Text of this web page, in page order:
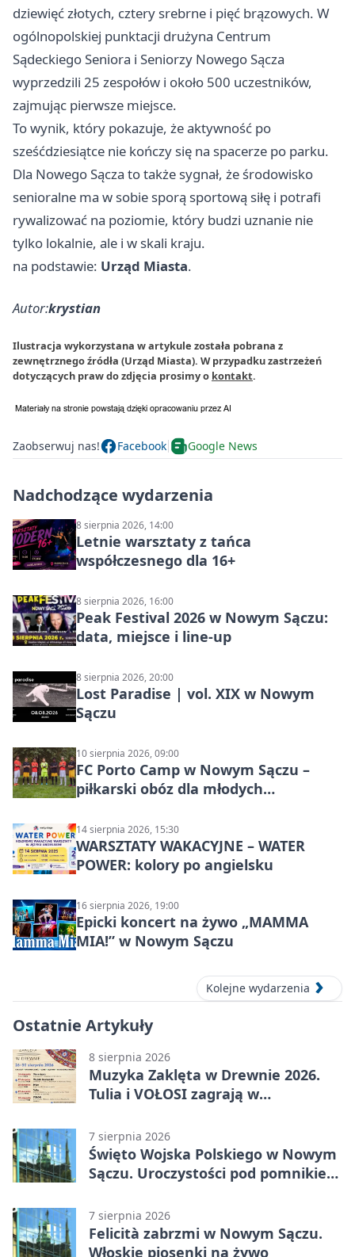
dziewięć złotych, cztery srebrne i pięć brązowych. W
ogólnopolskiej punktacji drużyna Centrum
Sądeckiego Seniora i Seniorzy Nowego Sącza
wyprzedzili 25 zespołów i około 500 uczestników,
zajmując pierwsze miejsce.
To wynik, który pokazuje, że aktywność po
sześćdziesiątce nie kończy się na spacerze po parku.
Dla Nowego Sącza to także sygnał, że środowisko
senioralne ma w sobie sporą sportową siłę i potrafi
rywalizować na poziomie, który budzi uznanie nie
tylko lokalnie, ale i w skali kraju.
na podstawie: Urząd Miasta.
Autor:krystian
Ilustracja wykorzystana w artykule została pobrana z
zewnętrznego źródła (Urząd Miasta). W przypadku zastrzeżeń
dotyczących praw do zdjęcia prosimy o kontakt.
Zaobserwuj nas! Facebook Google News
Nadchodzące wydarzenia
8 sierpnia 2026, 14:00
Letnie warsztaty z tańca
współczesnego dla 16+
8 sierpnia 2026, 16:00
Peak Festival 2026 w Nowym Sączu:
data, miejsce i line-up
8 sierpnia 2026, 20:00
Lost Paradise | vol. XIX w Nowym
Sączu
10 sierpnia 2026, 09:00
FC Porto Camp w Nowym Sączu –
piłkarski obóz dla młodych
14 sierpnia 2026, 15:30
WARSZTATY WAKACYJNE – WATER
POWER: kolory po angielsku
16 sierpnia 2026, 19:00
Epicki koncert na żywo „MAMMA
MIA!” w Nowym Sączu
Kolejne wydarzenia
Ostatnie Artykuły
8 sierpnia 2026
Muzyka Zaklęta w Drewnie 2026.
Tulia i VOŁOSI zagrają w
7 sierpnia 2026
Święto Wojska Polskiego w Nowym
Sączu. Uroczystości pod pomnikiem
7 sierpnia 2026
Felicità zabrzmi w Nowym Sączu.
Włoskie piosenki na żywo